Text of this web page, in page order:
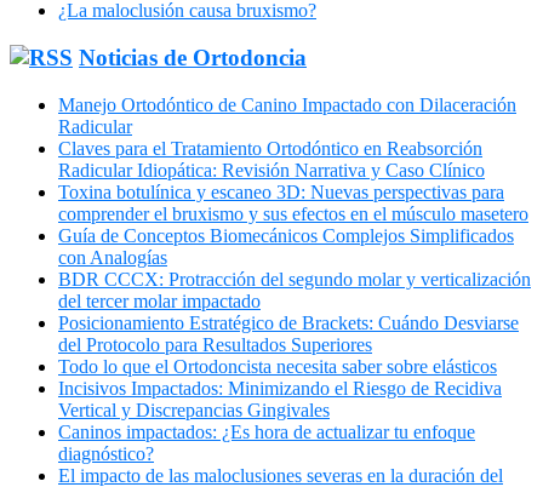
¿La maloclusión causa bruxismo?
Noticias de Ortodoncia
Manejo Ortodóntico de Canino Impactado con Dilaceración
Radicular
Claves para el Tratamiento Ortodóntico en Reabsorción
Radicular Idiopática: Revisión Narrativa y Caso Clínico
Toxina botulínica y escaneo 3D: Nuevas perspectivas para
comprender el bruxismo y sus efectos en el músculo masetero
Guía de Conceptos Biomecánicos Complejos Simplificados
con Analogías
BDR CCCX: Protracción del segundo molar y verticalización
del tercer molar impactado
Posicionamiento Estratégico de Brackets: Cuándo Desviarse
del Protocolo para Resultados Superiores
Todo lo que el Ortodoncista necesita saber sobre elásticos
Incisivos Impactados: Minimizando el Riesgo de Recidiva
Vertical y Discrepancias Gingivales
Caninos impactados: ¿Es hora de actualizar tu enfoque
diagnóstico?
El impacto de las maloclusiones severas en la duración del